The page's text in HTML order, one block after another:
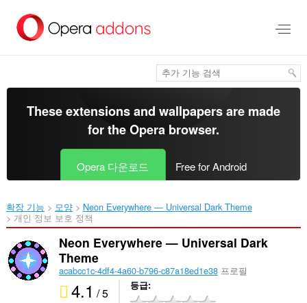
건
These extensions and wallpapers are made
for theOpera browser.
Opera 다운로드 Free for Android
확장 기능 모양
Neon Everywhere — Universal Dark Theme‎
개인 정보 보호 정책
Neon Everywhere — Universal Dark
Theme
acabcc1c-4df4-4a60-b796-c87a18ed1e38프로필
4.1 / 5 등급